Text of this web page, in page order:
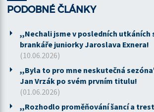
PODOBNÉ ČLÁNKY
,,Nechali jsme v posledních utkáních
brankáře juniorky Jaroslava Exnera!
(10.06.2026)
,,Byla to pro mne neskutečná
Jan Vrzák po svém prvním titulu!
(01.06.2026)
,,Rozhodlo proměňování šancí a